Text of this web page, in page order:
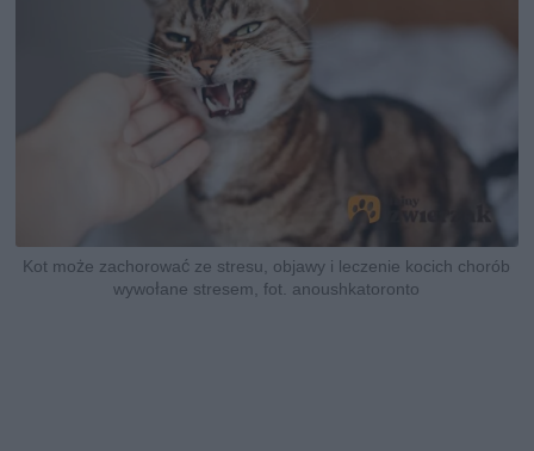
Kot może zachorować ze stresu, objawy i leczenie kocich chorób
wywołane stresem, fot. anoushkatoronto